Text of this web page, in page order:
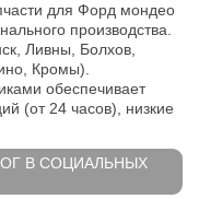
для Форд мондео
производства.
Ливны, Болхов,
Кромы).
обеспечивает
(от 24 часов), низкие
В СОЦИАЛЬНЫХ